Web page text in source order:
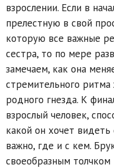
взрослении. Если в
прелестную в свой
которую все важные
сестра, то по мере
замечаем, как она
стремительного
родного гнезда. К
взрослый человек,
какой он хочет
важно, где и с кем.
своеобразным